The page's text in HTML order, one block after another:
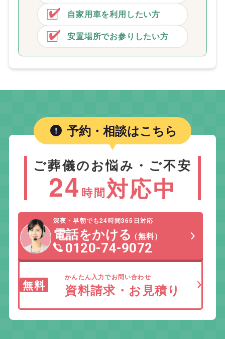
自家用車を利用したい方
安置場所でお参りしたい方
予約・相談はこちら
ご葬儀のお悩み・ご不安
24 時間対応中
深夜・早朝でも24時間365日対応
電話をかける（無料）
0120-74-9072
無料
かんたん入力でお問い合わせ
資料請求・お見積り